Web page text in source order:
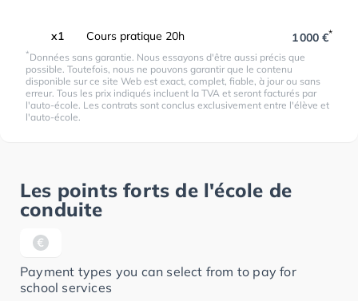
x1 Cours pratique 20h 1 000 €*
*Données sans garantie. Nous essayons d'être aussi précis que
possible. Toutefois, nous ne pouvons garantir que le contenu
disponible sur ce site Web est exact, complet, fiable, à jour ou sans
erreur. Tous les prix indiqués incluent la TVA et seront facturés par
l'auto-école. Les contrats sont conclus exclusivement entre l'élève et
l'auto-école.
Les points forts de l'école de
conduite
Payment types you can select from to pay for
school services